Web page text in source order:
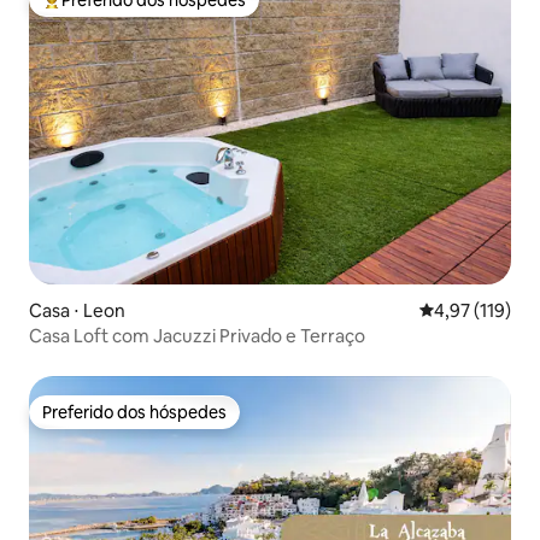
Entre os melhores preferidos dos hóspedes
Casa ⋅ Leon 4,97 de uma
4,97 (119)
Casa Loft com Jacuzzi Privado e Terraço
Preferido dos hóspedes
Preferido dos hóspedes